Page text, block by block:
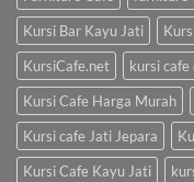
Kursi Bar Kayu Jati
KursiCafe.net
kursi cafe
Kursi Cafe Harga Murah
Kursi cafe Jati Jepara
Kursi Cafe Kayu Jati